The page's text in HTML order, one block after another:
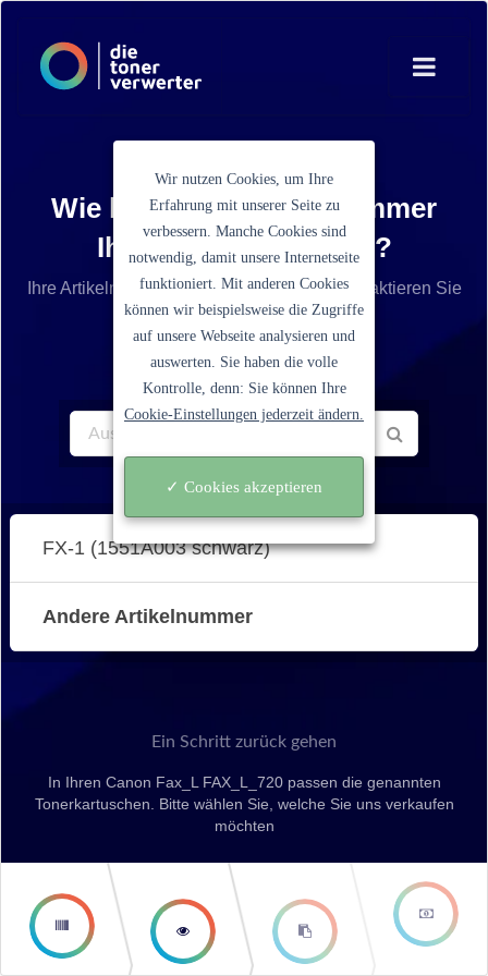
Wie lautet die Artikelnummer
Ihrer Tonerkartusche?
Ihre Artikelnummer ist nicht aufgelistet? Kontaktieren Sie
unseren Service.
FX-1 (1551A003 schwarz)
Andere Artikelnummer
Ein Schritt zurück gehen
In Ihren Canon Fax_L FAX_L_720 passen die genannten
Tonerkartuschen. Bitte wählen Sie, welche Sie uns verkaufen
möchten
second
step
third step
Wir nutzen Cookies, um Ihre
Erfahrung mit unserer Seite zu
verbessern. Manche Cookies sind
notwendig, damit unsere Internetseite
funktioniert. Mit anderen Cookies
können wir beispielsweise die Zugriffe
auf unsere Webseite analysieren und
auswerten. Sie haben die volle
Kontrolle, denn: Sie können Ihre
Cookie-Einstellungen jederzeit ändern.
✓ Cookies akzeptieren